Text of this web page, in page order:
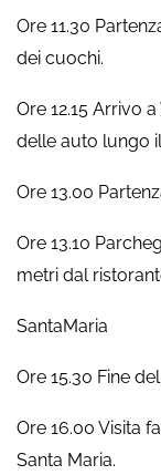
Ore 11.30
dei cuochi.
Ore 12.15 Arrivo
delle auto lungo
Ore 13.00
Ore 13.10
metri dal
SantaMaria
Ore 15.30 Fine
Ore 16.00 Visita
Santa Maria.